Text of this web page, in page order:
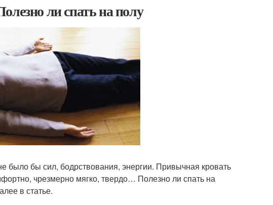
ли спать на полу
было бы сил, бодрствования, энергии. Привычная кровать
чрезмерно мягко, твердо… Полезно ли спать на
в статье.